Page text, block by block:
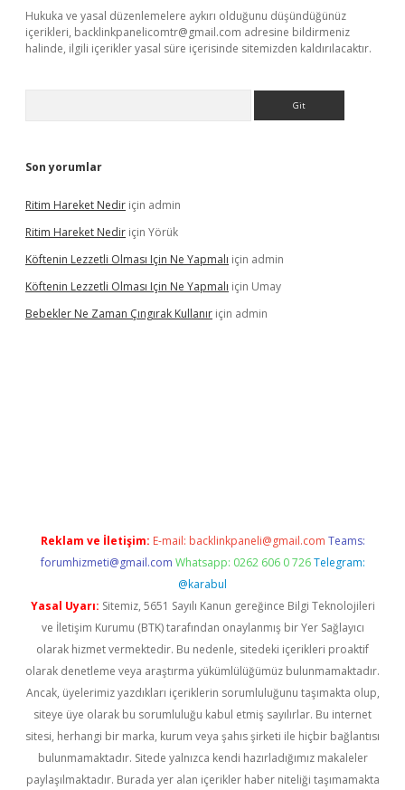
Hukuka ve yasal düzenlemelere aykırı olduğunu düşündüğünüz
içerikleri, backlinkpanelicomtr@gmail.com adresine bildirmeniz
halinde, ilgili içerikler yasal süre içerisinde sitemizden kaldırılacaktır.
Son yorumlar
Ritim Hareket Nedir için admin
Ritim Hareket Nedir için Yörük
Köftenin Lezzetli Olması Için Ne Yapmalı için admin
Köftenin Lezzetli Olması Için Ne Yapmalı için Umay
Bebekler Ne Zaman Çıngırak Kullanır için admin
Reklam ve İletişim: E-mail: backlinkpaneli@gmail.com Teams:
forumhizmeti@gmail.com Whatsapp: 0262 606 0 726 Telegram:
@karabul
Yasal Uyarı: Sitemiz, 5651 Sayılı Kanun gereğince Bilgi Teknolojileri
ve İletişim Kurumu (BTK) tarafından onaylanmış bir Yer Sağlayıcı
olarak hizmet vermektedir. Bu nedenle, sitedeki içerikleri proaktif
olarak denetleme veya araştırma yükümlülüğümüz bulunmamaktadır.
Ancak, üyelerimiz yazdıkları içeriklerin sorumluluğunu taşımakta olup,
siteye üye olarak bu sorumluluğu kabul etmiş sayılırlar. Bu internet
sitesi, herhangi bir marka, kurum veya şahıs şirketi ile hiçbir bağlantısı
bulunmamaktadır. Sitede yalnızca kendi hazırladığımız makaleler
paylaşılmaktadır. Burada yer alan içerikler haber niteliği taşımamakta